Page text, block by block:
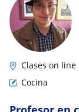
Clases on line
Cocina